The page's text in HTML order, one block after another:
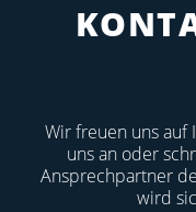
Wir freuen uns auf
uns an oder
Ansprechpartner
wird